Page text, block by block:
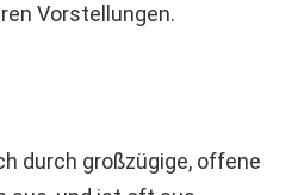
Vorstellungen.
durch großzügige, offene